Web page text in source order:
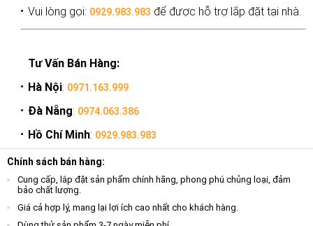
Vui lòng gọi: 0929.983.983 để được hỗ trợ lắp đặt tại nhà.
Tư Vấn Bán Hàng:
Hà Nội: 0971.163.999
Đà Nẵng: 0974.063.386
Hồ Chí Minh: 0929.983.983
Chính sách bán hàng:
Cung cấp, lắp đặt sản phẩm chính hãng, phong phú chủng loại, đảm
bảo chất lượng.
Giá cả hợp lý, mang lại lợi ích cao nhất cho khách hàng.